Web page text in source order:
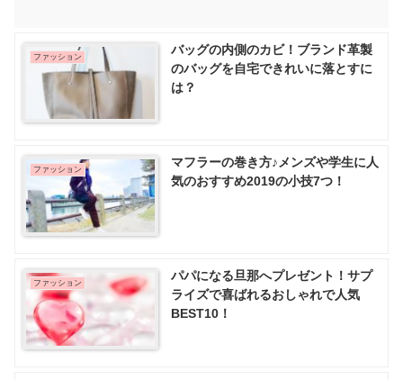
ファッション
バッグの内側のカビ！ブランド革製
のバッグを自宅できれいに落とすに
は？
ファッション
マフラーの巻き方♪メンズや学生に人
気のおすすめ2019の小技7つ！
ファッション
パパになる旦那へプレゼント！サプ
ライズで喜ばれるおしゃれで人気
BEST10！